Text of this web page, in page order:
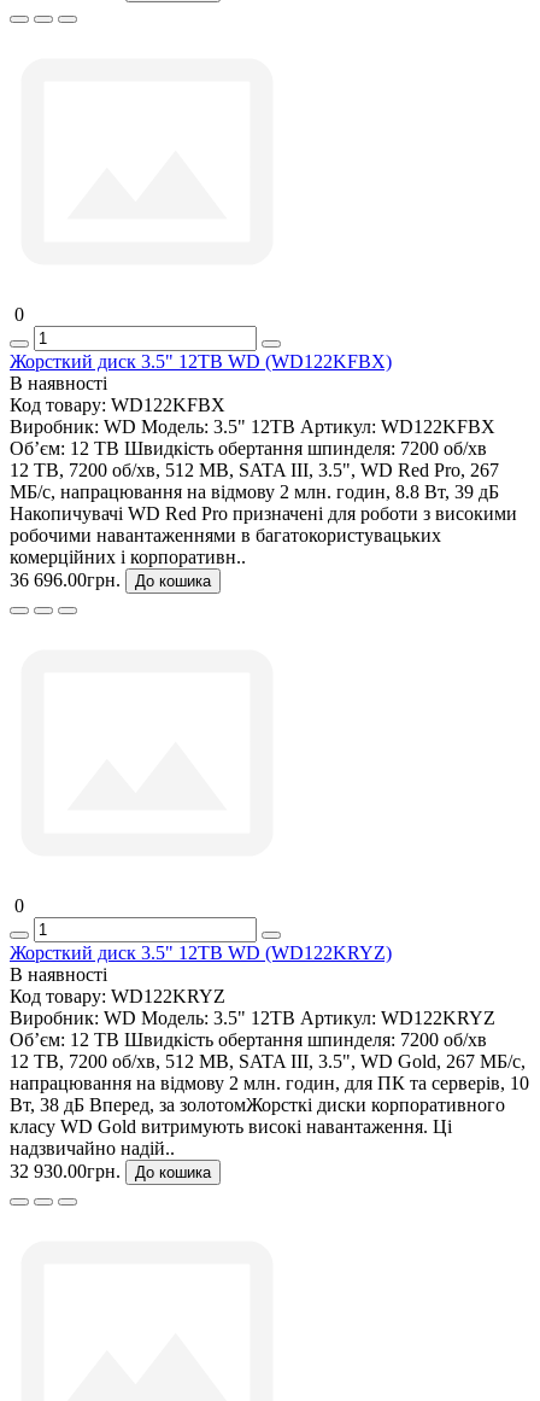
0
Жорсткий диск 3.5" 12TB WD (WD122KFBX)
В наявності
Код товару: WD122KFBX
Виробник: WD Модель: 3.5" 12TB Артикул: WD122KFBX
Об’єм: 12 TB Швидкість обертання шпинделя: 7200 об/хв
12 TB, 7200 об/хв, 512 MB, SATA III, 3.5", WD Red Pro, 267
МБ/с, напрацювання на відмову 2 млн. годин, 8.8 Вт, 39 дБ
Накопичувачі WD Red Pro призначені для роботи з високими
робочими навантаженнями в багатокористувацьких
комерційних і корпоративн..
36 696.00грн.
До кошика
0
Жорсткий диск 3.5" 12TB WD (WD122KRYZ)
В наявності
Код товару: WD122KRYZ
Виробник: WD Модель: 3.5" 12TB Артикул: WD122KRYZ
Об’єм: 12 TB Швидкість обертання шпинделя: 7200 об/хв
12 TB, 7200 об/хв, 512 MB, SATA III, 3.5", WD Gold, 267 МБ/с,
напрацювання на відмову 2 млн. годин, для ПК та серверів, 10
Вт, 38 дБ Вперед, за золотомЖорсткі диски корпоративного
класу WD Gold витримують високі навантаження. Ці
надзвичайно надій..
32 930.00грн.
До кошика